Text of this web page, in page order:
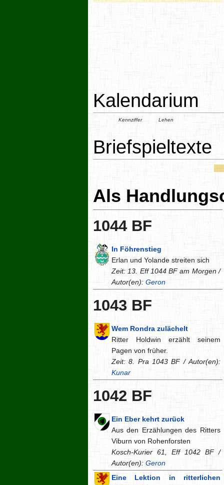
Kalendarium
Kennziffer Lehen
Briefspieltexte
Als
1044 BF
In Föhrenstieg
Erlan und Yolande streiten sich
Zeit: 13. Eff 1044 BF am Morgen /
Autor(en): Geron
1043 BF
Wem Rondra zulächelt
Ritter Holdwin erzählt seinem
Pagen von früher.
Zeit: 8. Pra 1043 BF / Autor(en):
Kunar
1042 BF
Ein Eber kehrt zurück
Aus den Erzählungen des Ritters
Viburn von Rohenforsten
Kosch-Kurier 61, Eff 1042 BF /
Autor(en): Geron
Eine Lektion in ritterlichen